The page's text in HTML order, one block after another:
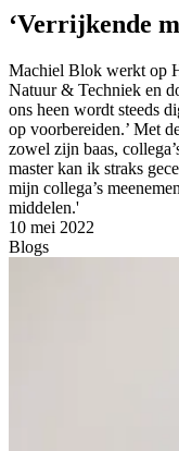
‘Verrijkende
Machiel Blok werkt op
Natuur & Techniek en
ons heen wordt steeds
op voorbereiden.’ Met
zowel zijn baas,
master kan ik straks
mijn collega’s
middelen.'
10 mei 2022
Blogs